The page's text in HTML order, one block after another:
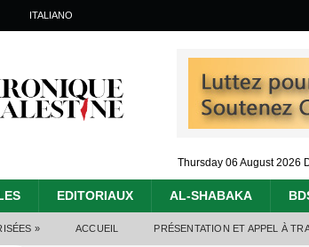
ITALIANO
Thursday 06 August 2026
EDITORIAUX AL-SHABAKA
» ACCUEIL PRÉSENTATION ET APPEL À